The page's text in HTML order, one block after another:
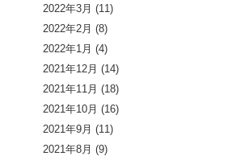
2022年3月 (11)
2022年2月 (8)
2022年1月 (4)
2021年12月 (14)
2021年11月 (18)
2021年10月 (16)
2021年9月 (11)
2021年8月 (9)